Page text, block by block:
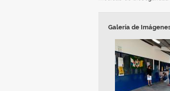
Galería de